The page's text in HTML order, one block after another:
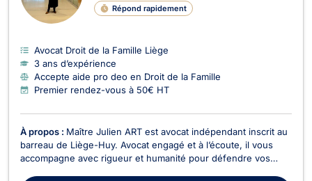
Répond rapidement
Avocat Droit de la Famille Liège
3 ans d’expérience
Accepte aide pro deo en Droit de la Famille
Premier rendez-vous à 50€ HT
À propos : Maître Julien ART est avocat indépendant inscrit au
barreau de Liège-Huy. Avocat engagé et à l’écoute, il vous
accompagne avec rigueur et humanité pour défendre vos